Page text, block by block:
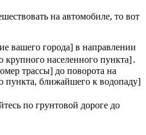
на автомобиле, то вот
вашего города] в направлении
населенного пункта]․
трассы] до поворота на
пункта, ближайшего к водопаду]
по грунтовой дороге до